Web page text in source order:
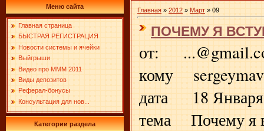
Меню сайта
Главная страница
БЫСТРАЯ РЕГИСТРАЦИЯ
Новости системы и ячейки
Выйгрыши
Видео про МММ 2011
Виды депозитов
Реферал-бонусы
Консультация для нов...
Категории раздела
Главная » 2012 » Март » 09
ПОЧЕМУ Я
от:
кому
дата 18 Января
тема Почему я